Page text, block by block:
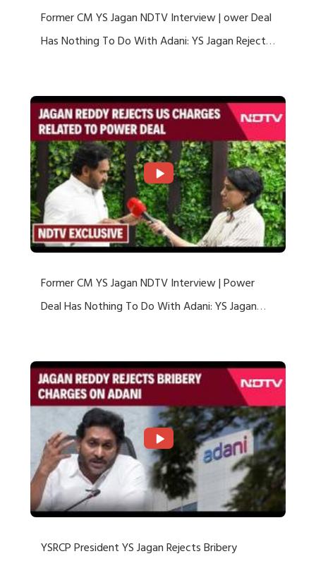
Former CM YS Jagan NDTV Interview | ower Deal
Has Nothing To Do With Adani: YS Jagan Rejects
Former CM YS Jagan NDTV Interview | Power
Deal Has Nothing To Do With Adani: YS Jagan
YSRCP President YS Jagan Rejects Bribery